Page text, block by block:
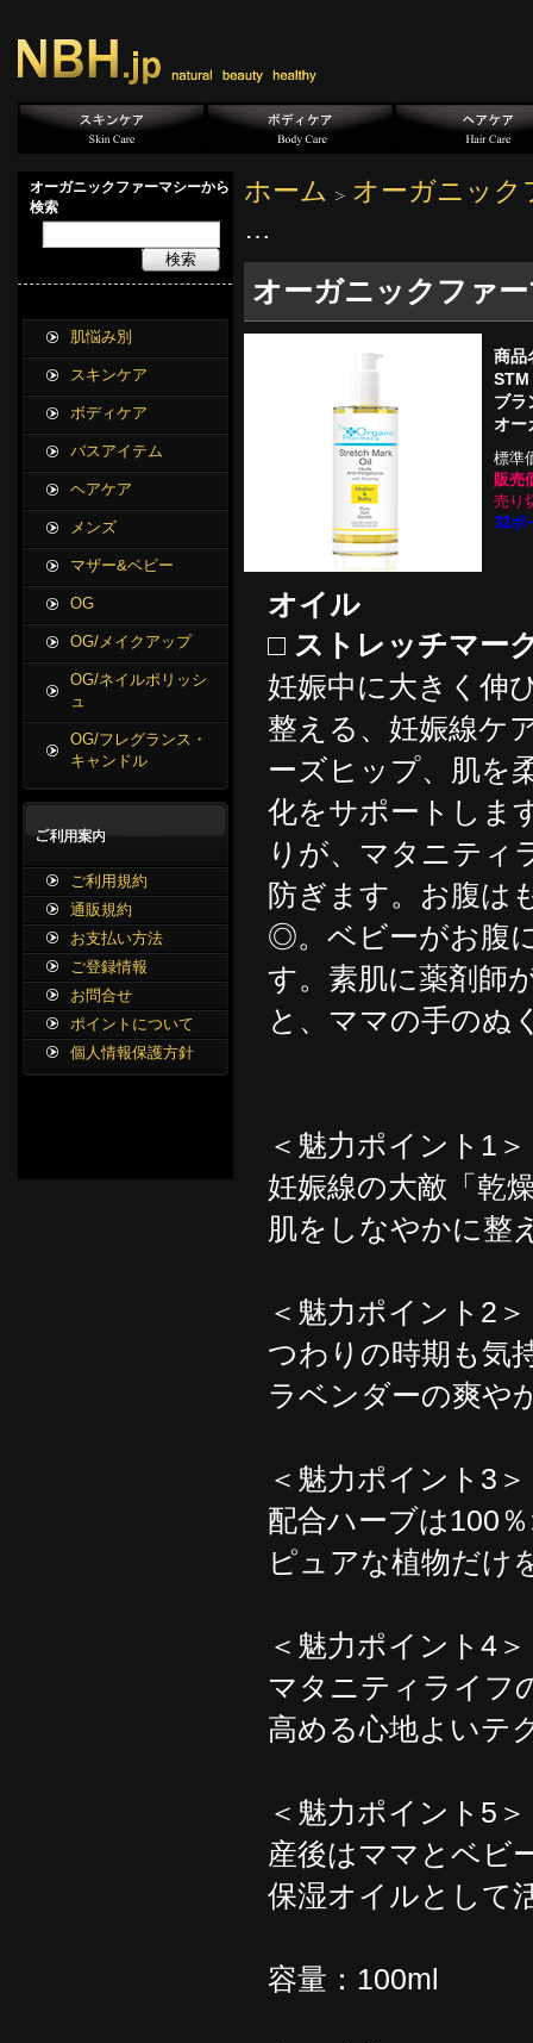
ホーム
オーガニック
…
オーガニックファ
商品
ブラ
オー
標準
販売
売り
32ポ
オイル
□ ストレッチマー
妊娠中に大きく伸
整える、妊娠線ケ
ーズヒップ、肌を
化をサポートしま
りが、マタニティ
防ぎます。お腹は
◎。ベビーがお腹
す。素肌に薬剤師
と、ママの手のぬ
＜魅力ポイント1＞
妊娠線の大敵「乾
肌をしなやかに整
＜魅力ポイント2＞
つわりの時期も気
ラベンダーの爽や
＜魅力ポイント3＞
配合ハーブは100
ピュアな植物だけ
＜魅力ポイント4＞
マタニティライフ
高める心地よいテ
＜魅力ポイント5＞
産後はママとベビ
保湿オイルとして
容量：100ml
オーガニックファーマシーから
検索
検索
肌悩み別
スキンケア
ボディケア
バスアイテム
ヘアケア
メンズ
マザー&ベビー
OG
OG/メイクアップ
OG/ネイルポリッシ
ュ
OG/フレグランス・
キャンドル
ご利用規約
通販規約
お支払い方法
ご登録情報
お問合せ
ポイントについて
個人情報保護方針